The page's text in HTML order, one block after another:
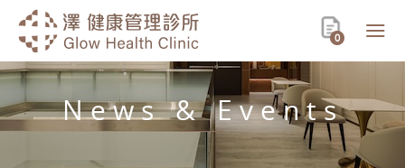
0
News & Events